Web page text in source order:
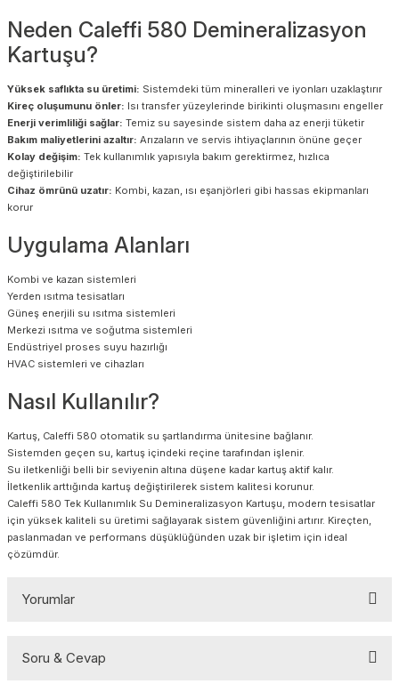
Neden Caleffi 580 Demineralizasyon
Kartuşu?
Yüksek saflıkta su üretimi: Sistemdeki tüm mineralleri ve iyonları uzaklaştırır
Kireç oluşumunu önler: Isı transfer yüzeylerinde birikinti oluşmasını engeller
Enerji verimliliği sağlar: Temiz su sayesinde sistem daha az enerji tüketir
Bakım maliyetlerini azaltır: Arızaların ve servis ihtiyaçlarının önüne geçer
Kolay değişim: Tek kullanımlık yapısıyla bakım gerektirmez, hızlıca
değiştirilebilir
Cihaz ömrünü uzatır: Kombi, kazan, ısı eşanjörleri gibi hassas ekipmanları
korur
Uygulama Alanları
Kombi ve kazan sistemleri
Yerden ısıtma tesisatları
Güneş enerjili su ısıtma sistemleri
Merkezi ısıtma ve soğutma sistemleri
Endüstriyel proses suyu hazırlığı
HVAC sistemleri ve cihazları
Nasıl Kullanılır?
Kartuş, Caleffi 580 otomatik su şartlandırma ünitesine bağlanır.
Sistemden geçen su, kartuş içindeki reçine tarafından işlenir.
Su iletkenliği belli bir seviyenin altına düşene kadar kartuş aktif kalır.
İletkenlik arttığında kartuş değiştirilerek sistem kalitesi korunur.
Caleffi 580 Tek Kullanımlık Su Demineralizasyon Kartuşu, modern tesisatlar
için yüksek kaliteli su üretimi sağlayarak sistem güvenliğini artırır. Kireçten,
paslanmadan ve performans düşüklüğünden uzak bir işletim için ideal
çözümdür.
Yorumlar
Soru & Cevap